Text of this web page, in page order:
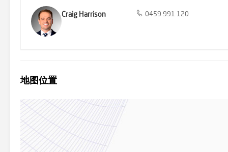
Craig Harrison 0459 991 120
地图位置